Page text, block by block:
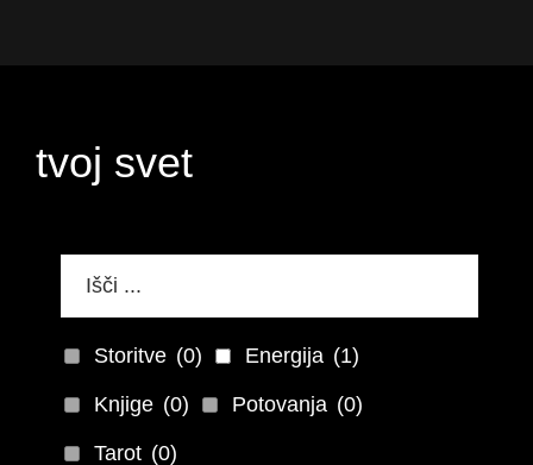
nevidni
svet
tvoj svet
Storitve (0) Energija (1)
Knjige (0) Potovanja (0)
Tarot (0)